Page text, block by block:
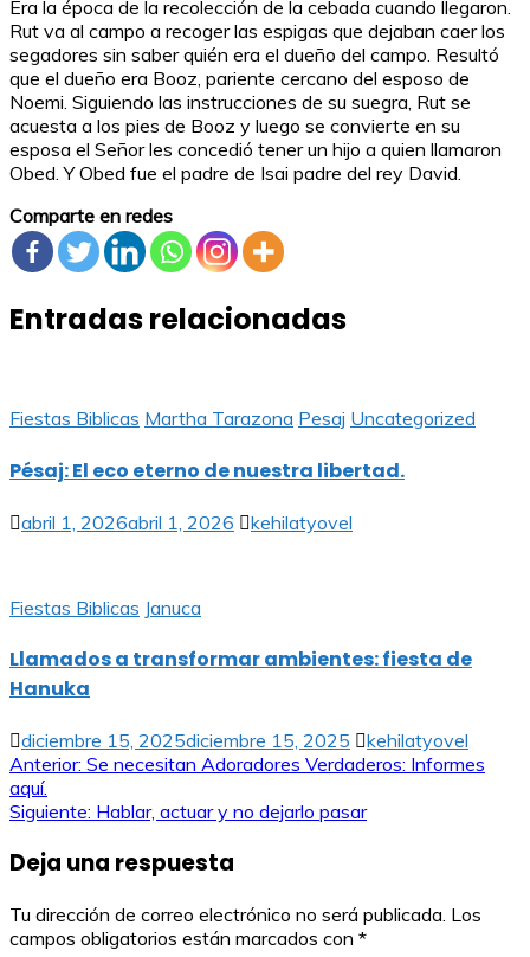
Era la época de la recolección de la cebada cuando llegaron.
Rut va al campo a recoger las espigas que dejaban caer los
segadores sin saber quién era el dueño del campo. Resultó
que el dueño era Booz, pariente cercano del esposo de
Noemi. Siguiendo las instrucciones de su suegra, Rut se
acuesta a los pies de Booz y luego se convierte en su
esposa el Señor les concedió tener un hijo a quien llamaron
Obed. Y Obed fue el padre de Isai padre del rey David.
Comparte en redes
Entradas relacionadas
Fiestas Biblicas Martha Tarazona Pesaj Uncategorized
Pésaj: El eco eterno de nuestra libertad.
abril 1, 2026abril 1, 2026 kehilatyovel
Fiestas Biblicas Januca
Llamados a transformar ambientes: fiesta de
Hanuka
diciembre 15, 2025diciembre 15, 2025 kehilatyovel
Navegación
de
entradas
Anterior: Se necesitan Adoradores Verdaderos: Informes
aquí.
Siguiente: Hablar, actuar y no dejarlo pasar
Deja una respuesta
Tu dirección de correo electrónico no será publicada. Los
campos obligatorios están marcados con *